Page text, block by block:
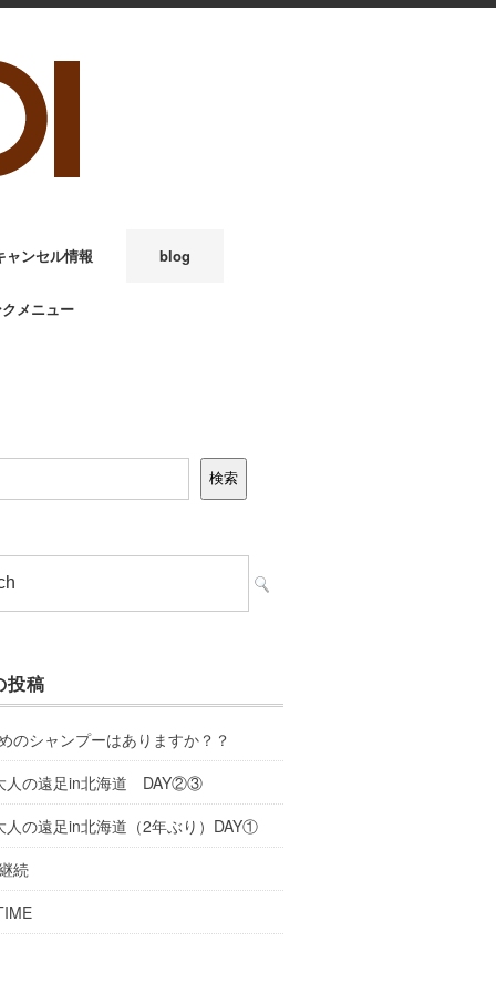
ャンセル情報 blog
クメニュー
検索
投稿
のシャンプーはありますか？？
人の遠足in北海道 DAY②③
人の遠足in北海道（2年ぶり）DAY①
続